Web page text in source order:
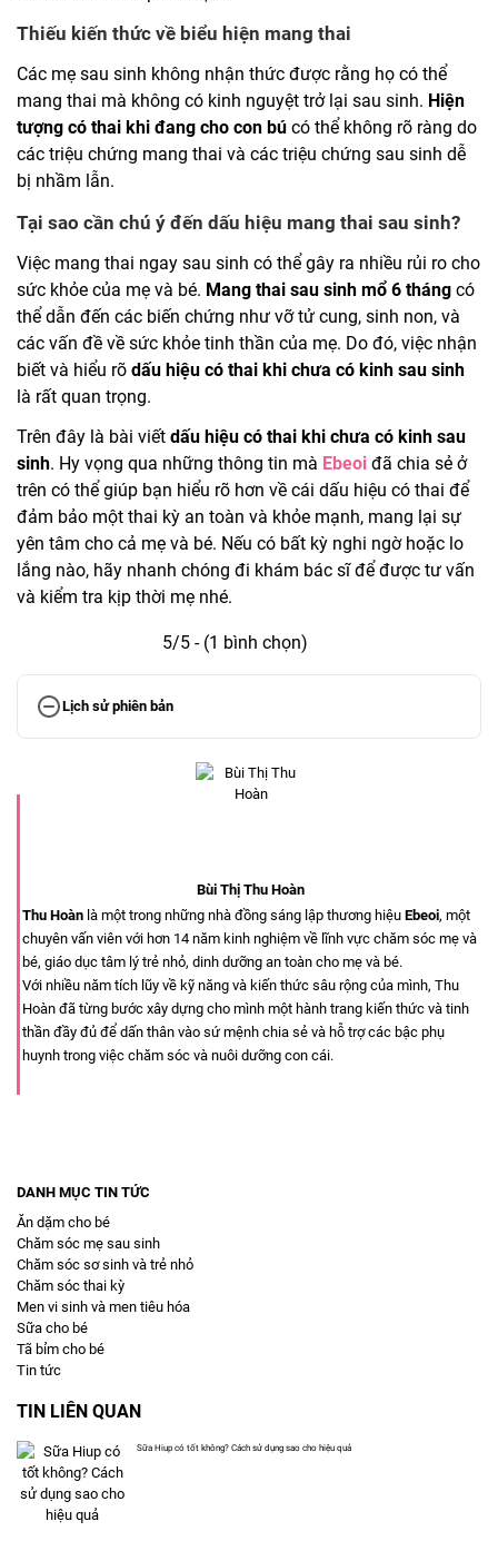
Thiếu kiến thức về biểu hiện mang thai
Các mẹ sau sinh không nhận thức được rằng họ có thể
mang thai mà không có kinh nguyệt trở lại sau sinh. Hiện
tượng có thai khi đang cho con bú có thể không rõ ràng do
các triệu chứng mang thai và các triệu chứng sau sinh dễ
bị nhầm lẫn.
Tại sao cần chú ý đến dấu hiệu mang thai sau sinh?
Việc mang thai ngay sau sinh có thể gây ra nhiều rủi ro cho
sức khỏe của mẹ và bé. Mang thai sau sinh mổ 6 tháng có
thể dẫn đến các biến chứng như vỡ tử cung, sinh non, và
các vấn đề về sức khỏe tinh thần của mẹ. Do đó, việc nhận
biết và hiểu rõ dấu hiệu có thai khi chưa có kinh sau sinh
là rất quan trọng.
Trên đây là bài viết dấu hiệu có thai khi chưa có kinh sau
sinh. Hy vọng qua những thông tin mà Ebeoi đã chia sẻ ở
trên có thể giúp bạn hiểu rõ hơn về cái dấu hiệu có thai để
đảm bảo một thai kỳ an toàn và khỏe mạnh, mang lại sự
yên tâm cho cả mẹ và bé. Nếu có bất kỳ nghi ngờ hoặc lo
lắng nào, hãy nhanh chóng đi khám bác sĩ để được tư vấn
và kiểm tra kịp thời mẹ nhé.
5/5 - (1 bình chọn)
Lịch sử phiên bản
Bùi Thị Thu Hoàn
Thu Hoàn là một trong những nhà đồng sáng lập thương hiệu Ebeoi, một
chuyên vấn viên với hơn 14 năm kinh nghiệm về lĩnh vực chăm sóc mẹ và
bé, giáo dục tâm lý trẻ nhỏ, dinh dưỡng an toàn cho mẹ và bé.
Với nhiều năm tích lũy về kỹ năng và kiến thức sâu rộng của mình, Thu
Hoàn đã từng bước xây dựng cho mình một hành trang kiến thức và tinh
thần đầy đủ để dấn thân vào sứ mệnh chia sẻ và hỗ trợ các bậc phụ
huynh trong việc chăm sóc và nuôi dưỡng con cái.
DANH MỤC TIN TỨC
Ăn dặm cho bé
Chăm sóc mẹ sau sinh
Chăm sóc sơ sinh và trẻ nhỏ
Chăm sóc thai kỳ
Men vi sinh và men tiêu hóa
Sữa cho bé
Tã bỉm cho bé
Tin tức
TIN LIÊN QUAN
Sữa Hiup có tốt không? Cách sử dụng sao cho hiệu quả